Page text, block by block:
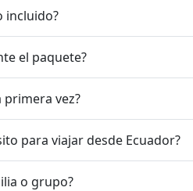
incluido?
el paquete?
vez?
para viajar desde Ecuador?
o grupo?